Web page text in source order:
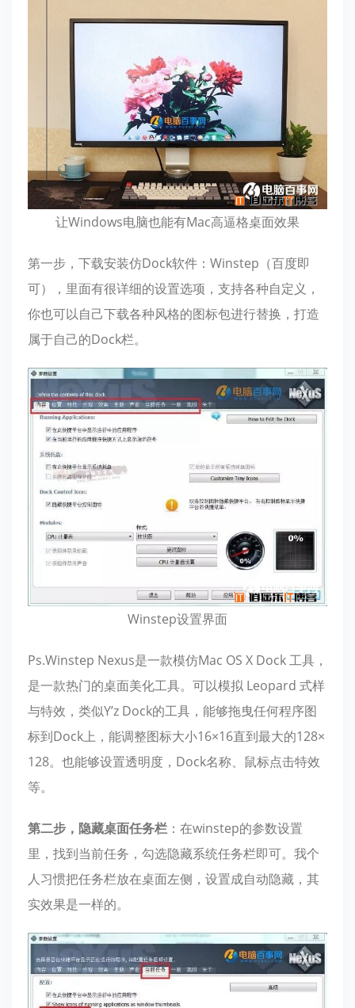
让Windows电脑也能有Mac高逼格桌面效果
第一步，下载安装仿Dock软件：Winstep（百度即
可），里面有很详细的设置选项，支持各种自定义，
你也可以自己下载各种风格的图标包进行替换，打造
属于自己的Dock栏。
Winstep设置界面
Ps.Winstep Nexus是一款模仿Mac OS X Dock 工具，
是一款热门的桌面美化工具。可以模拟 Leopard 式样
与特效，类似Y’z Dock的工具，能够拖曳任何程序图
标到Dock上，能调整图标大小16×16直到最大的128×
128。也能够设置透明度，Dock名称、鼠标点击特效
等。
第二步，隐藏桌面任务栏 ：在winstep的参数设置
里，找到当前任务，勾选隐藏系统任务栏即可。我个
人习惯把任务栏放在桌面左侧，设置成自动隐藏，其
实效果是一样的。